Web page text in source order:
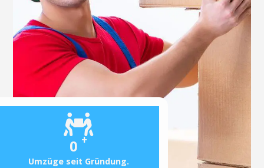
0 +
Umzüge seit Gründung.